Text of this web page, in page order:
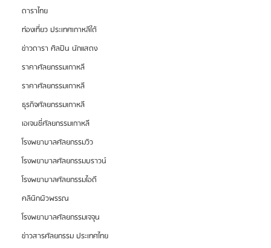
ดาราไทย
ท่องเที่ยว ประเทศเกาหลีใต้
ข่าวดารา ศิลปิน นักแสดง
ราคาศัลยกรรมเกาหลี
ราคาศัลยกรรมเกาหลี
ธุรกิจศัลยกรรมเกาหลี
เอเจนซี่ศัลยกรรมเกาหลี
โรงพยาบาลศัลยกรรมวิว
โรงพยาบาลศัลยกรรมบราวน์
โรงพยาบาลศัลยกรรมไอดี
คลินิกผิวพรรณ
โรงพยาบาลศัลยกรรมเจจุน
ข่าวสารศัลยกรรม ประเทศไทย